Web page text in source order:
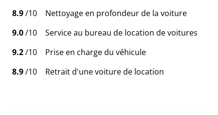
8.9/10
Nettoyage en profondeur de la voiture
9.0/10
Service au bureau de location de voitures
9.2/10
Prise en charge du véhicule
8.9/10 Retrait d'une voiture de location